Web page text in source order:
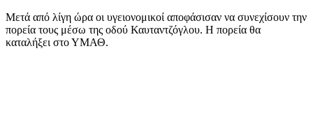
Μετά από λίγη ώρα οι υγειονομικοί αποφάσισαν να συνεχίσουν την
πορεία τους μέσω της οδού Καυταντζόγλου. Η πορεία θα
καταλήξει στο ΥΜΑΘ.